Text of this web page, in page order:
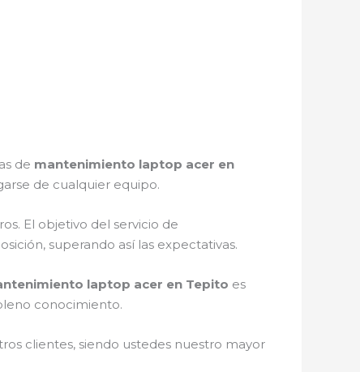
de mantenimiento laptop acer en
de cualquier equipo.
El objetivo del servicio de
superando así las expectativas.
laptop acer en Tepito es
conocimiento.
clientes, siendo ustedes nuestro mayor